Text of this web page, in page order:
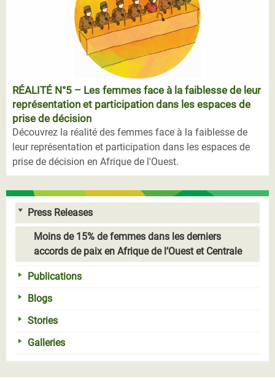
RÉALITÉ N°5 – Les femmes face à la faiblesse de leur
représentation et participation dans les espaces de
prise de décision
Découvrez la réalité des femmes face à la faiblesse de
leur représentation et participation dans les espaces de
prise de décision en Afrique de l'Ouest.
Press Releases
Moins de 15% de femmes dans les derniers
accords de paix en Afrique de l’Ouest et Centrale
Publications
Blogs
Stories
Galleries